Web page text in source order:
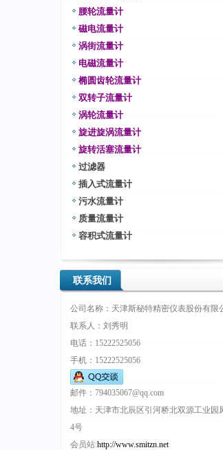
腰轮流量计
磁电流量计
涡街流量计
电磁流量计
椭圆齿轮流量计
双转子流量计
涡轮流量计
旋进旋涡流量计
旋转活塞流量计
过滤器
插入式流量计
污水流量计
质量流量计
容积式流量计
联系我们
公司名称：天津斯秘特精密仪表股份有限
联系人：刘秀明
电话：15222525056
手机：15222525056
邮件：794035067@qq.com
地址：天津市北辰区引河桥北双源工业园
4号
会员站:http://www.smitzn.net